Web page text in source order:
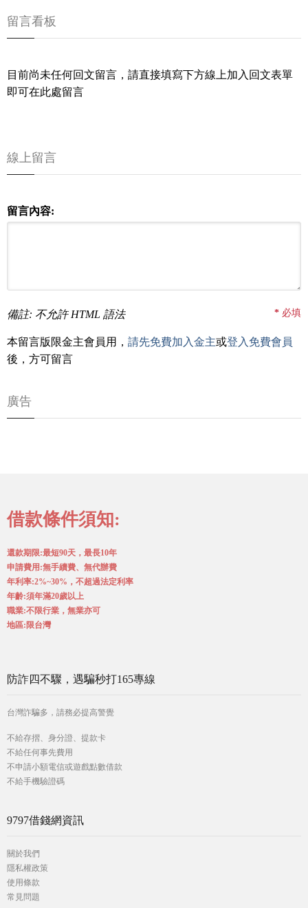
留言看板
目前尚未任何回文留言，請直接填寫下方線上加入回文表單
即可在此處留言
線上留言
留言內容:
備註: 不允許 HTML 語法 * 必填
本留言版限金主會員用， 請先免費加入金主或登入免費會員
後，方可留言
廣告
借款條件須知:
還款期限:最短90天，最長10年
申請費用:無手續費、無代辦費
年利率:2%~30%，不超過法定利率
年齡:須年滿20歲以上
職業:不限行業，無業亦可
地區:限台灣
防詐四不驟，遇騙秒打165專線
台灣詐騙多，請務必提高警覺
不給存摺、身分證、提款卡
不給任何事先費用
不申請小額電信或遊戲點數借款
不給手機驗證碼
9797借錢網資訊
關於我們
隱私權政策
使用條款
常見問題